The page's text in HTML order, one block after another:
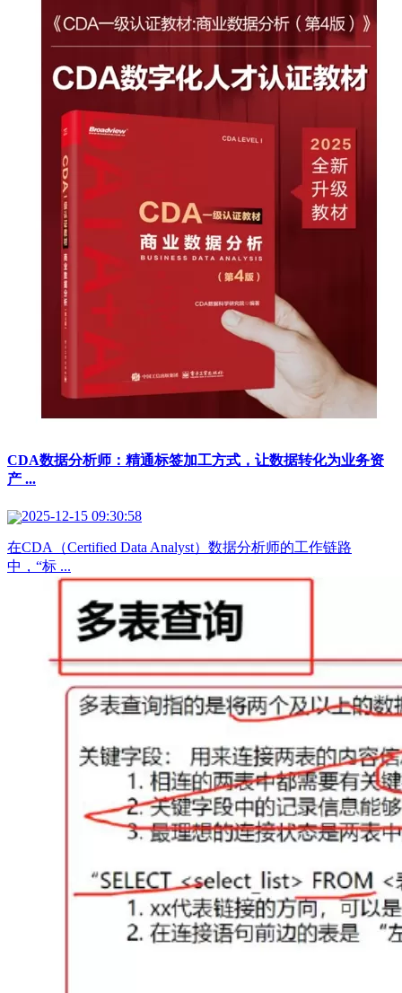
CDA数据分析师：精通标签加工方式，让数据转化为业务资
产 ...
2025-12-15 09:30:58
在CDA（Certified Data Analyst）数据分析师的工作链路
中，“标 ...